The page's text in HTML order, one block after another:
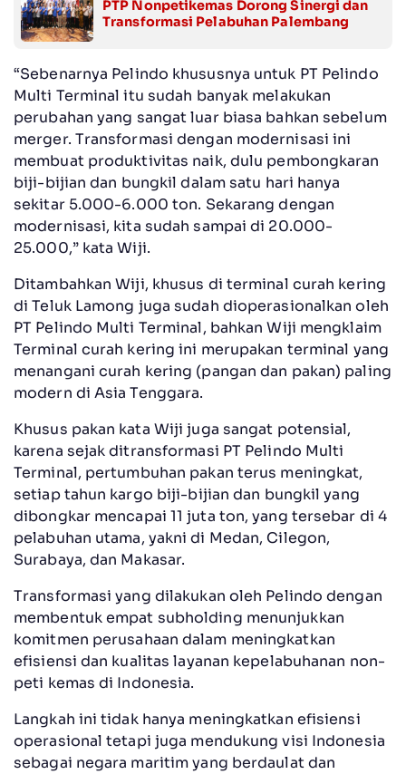
PTP Nonpetikemas Dorong Sinergi dan
Transformasi Pelabuhan Palembang
“Sebenarnya Pelindo khususnya untuk PT Pelindo
Multi Terminal itu sudah banyak melakukan
perubahan yang sangat luar biasa bahkan sebelum
merger. Transformasi dengan modernisasi ini
membuat produktivitas naik, dulu pembongkaran
biji-bijian dan bungkil dalam satu hari hanya
sekitar 5.000-6.000 ton. Sekarang dengan
modernisasi, kita sudah sampai di 20.000-
25.000,” kata Wiji.
Ditambahkan Wiji, khusus di terminal curah kering
di Teluk Lamong juga sudah dioperasionalkan oleh
PT Pelindo Multi Terminal, bahkan Wiji mengklaim
Terminal curah kering ini merupakan terminal yang
menangani curah kering (pangan dan pakan) paling
modern di Asia Tenggara.
Khusus pakan kata Wiji juga sangat potensial,
karena sejak ditransformasi PT Pelindo Multi
Terminal, pertumbuhan pakan terus meningkat,
setiap tahun kargo biji-bijian dan bungkil yang
dibongkar mencapai 11 juta ton, yang tersebar di 4
pelabuhan utama, yakni di Medan, Cilegon,
Surabaya, dan Makasar.
Transformasi yang dilakukan oleh Pelindo dengan
membentuk empat subholding menunjukkan
komitmen perusahaan dalam meningkatkan
efisiensi dan kualitas layanan kepelabuhanan non-
peti kemas di Indonesia.
Langkah ini tidak hanya meningkatkan efisiensi
operasional tetapi juga mendukung visi Indonesia
sebagai negara maritim yang berdaulat dan